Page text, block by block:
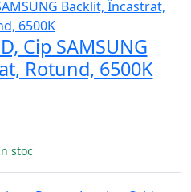
Cip SAMSUNG
Rotund, 6500K
stoc